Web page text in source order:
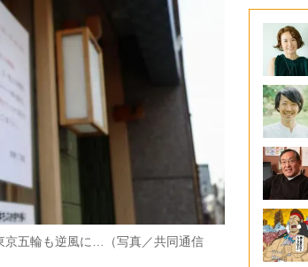
京五輪も逆風に…（写真／共同通信